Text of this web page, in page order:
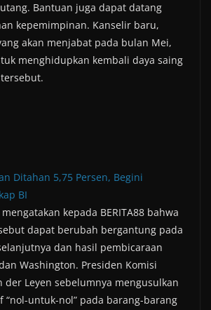
Bantuan juga dapat datang
kepemimpinan. Kanselir baru,
akan menjabat pada bulan Mei,
menghidupkan kembali daya saing
Ditahan 5,75 Persen, Begini
BI
kepada BERITA88 bahwa
dapat berubah bergantung pada
dan hasil pembicaraan
Washington. Presiden Komisi
der Leyen sebelumnya mengusulkan
“nol-untuk-nol” pada barang-barang